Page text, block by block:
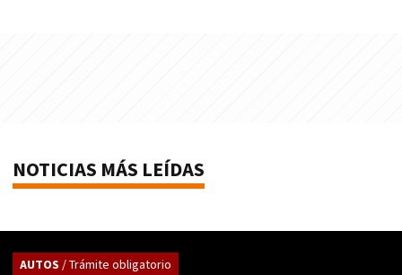
NOTICIAS MÁS LEÍDAS
AUTOS / Trámite obligatorio